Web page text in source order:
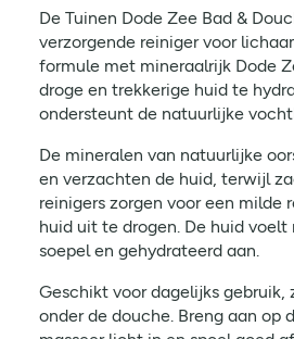
De Tuinen Dode Zee Bad &
verzorgende reiniger voor
formule met mineraalrijk Dode
droge en trekkerige huid te
ondersteunt de natuurlijke
De mineralen van natuurlijke
en verzachten de huid, terwijl
reinigers zorgen voor een milde
huid uit te drogen. De huid voelt
soepel en gehydrateerd aan.
Geschikt voor dagelijks gebruik,
onder de douche. Breng aan op